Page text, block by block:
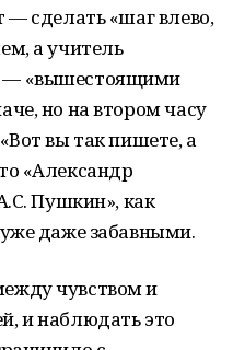
— сделать «шаг влево,
а учитель
— «вышестоящими
но на втором часу
вы так пишете, а
«Александр
Пушкин», как
даже забавными.
чувством и
и наблюдать это